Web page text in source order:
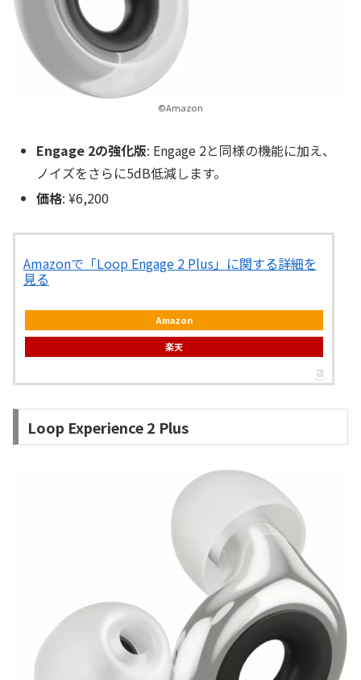
©Amazon
Engage 2の強化版: Engage 2と同様の機能に加え、
ノイズをさらに5dB低減します。
価格: ¥6,200
Amazonで「Loop Engage 2 Plus」に関する詳細を
見る
Amazon
楽天
Loop Experience 2 Plus